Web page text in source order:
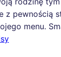
z pewnością
menu.